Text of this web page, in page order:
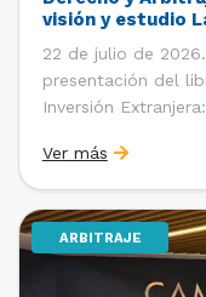
visión y estudio
22 de julio de
presentación del
Inversión
«Santiago Very
(SVYAP), iniciativa
interesados en el
[…]
Ver más
ARBITRAJE